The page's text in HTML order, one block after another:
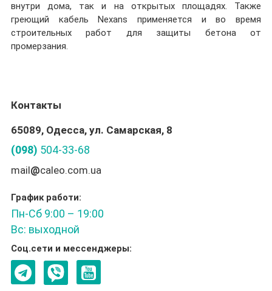
внутри дома, так и на открытых площадях. Также
греющий кабель Nexans применяется и во время
строительных работ для защиты бетона от
промерзания.
Контакты
65089, Одесса, ул. Самарская, 8
(098) 504-33-68
mail@caleo.com.ua
График работи:
Пн-Сб 9:00 – 19:00
Вс: выходной
Соц.сети и мессенджеры: